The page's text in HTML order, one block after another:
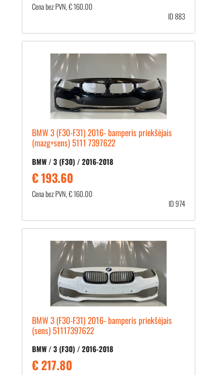
Cena bez PVN, € 160.00
ID 883
BMW 3 (F30-F31) 2016- bamperis priekšējais
(mazg+sens) 5111 7397622
BMW / 3 (F30) / 2016-2018
€ 193.60
Cena bez PVN, € 160.00
ID 974
BMW 3 (F30-F31) 2016- bamperis priekšējais
(sens) 51117397622
BMW / 3 (F30) / 2016-2018
€ 217.80